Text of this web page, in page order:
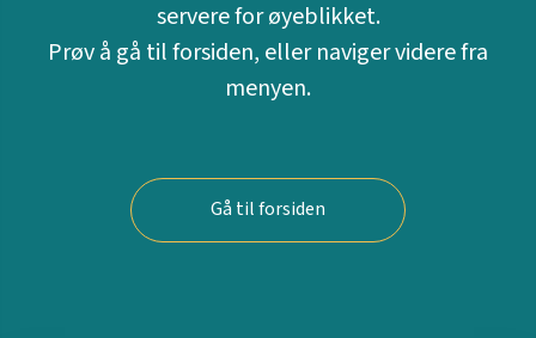
servere for øyeblikket.
Prøv å gå til forsiden, eller naviger videre fra
menyen.
Gå til forsiden